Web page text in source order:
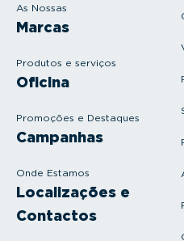
As Nossas
Marcas
Produtos e serviços
Oficina
Promoções e Destaques
Campanhas
Onde Estamos
Localizações e
Contactos